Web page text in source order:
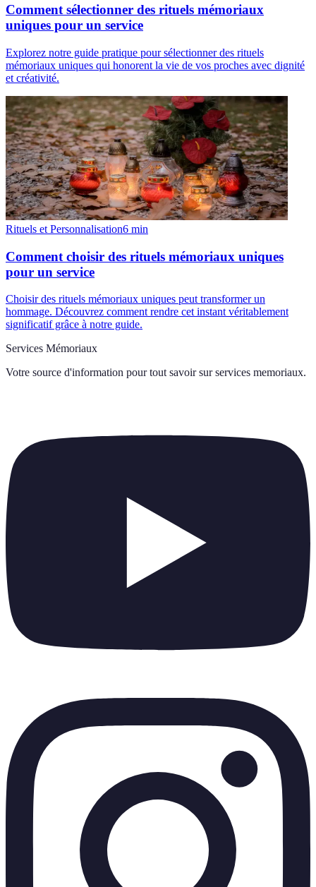
Comment sélectionner des rituels mémoriaux
uniques pour un service
Explorez notre guide pratique pour sélectionner des rituels
mémoriaux uniques qui honorent la vie de vos proches avec dignité
et créativité.
Rituels et Personnalisation6 min
Comment choisir des rituels mémoriaux uniques
pour un service
Choisir des rituels mémoriaux uniques peut transformer un
hommage. Découvrez comment rendre cet instant véritablement
significatif grâce à notre guide.
Services Mémoriaux
Votre source d'information pour tout savoir sur services memoriaux.